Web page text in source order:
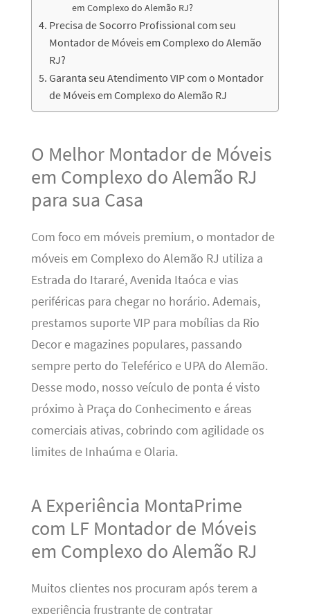
em Complexo do Alemão RJ?
Precisa de Socorro Profissional com seu
Montador de Móveis em Complexo do Alemão
RJ?
Garanta seu Atendimento VIP com o Montador
de Móveis em Complexo do Alemão RJ
O Melhor Montador de Móveis
em Complexo do Alemão RJ
para sua Casa
Com foco em móveis premium, o montador de
móveis em Complexo do Alemão RJ utiliza a
Estrada do Itararé, Avenida Itaóca e vias
periféricas para chegar no horário. Ademais,
prestamos suporte VIP para mobílias da Rio
Decor e magazines populares, passando
sempre perto do Teleférico e UPA do Alemão.
Desse modo, nosso veículo de ponta é visto
próximo à Praça do Conhecimento e áreas
comerciais ativas, cobrindo com agilidade os
limites de Inhaúma e Olaria.
A Experiência MontaPrime
com LF Montador de Móveis
em Complexo do Alemão RJ
Muitos clientes nos procuram após terem a
experiência frustrante de contratar